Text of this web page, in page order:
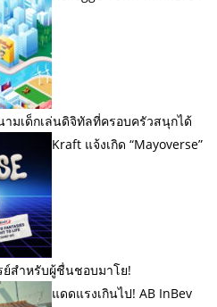
มเด็กเล่นดิจิทัลที่ครอบครัวสนุกได้
Kraft แจ้งเกิด “Mayoverse”
สำหรับผู้ชื่นชอบมาโย!
แดดแรงเกินไป! AB InBev